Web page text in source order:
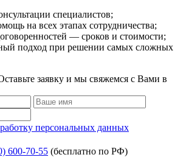
специалистов;
на всех этапах сотрудничества;
— сроков и стоимости;
подход при решении самых сложных
заявку и мы свяжемся с Вами в
персональных данных
600-70-55 (бесплатно по РФ)